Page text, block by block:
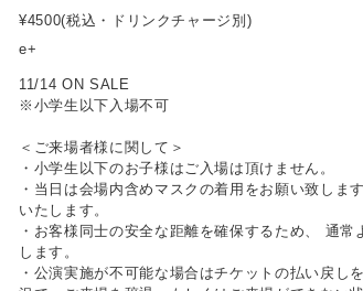
¥4500(税込・ドリンクチャージ別)
e+
11/14 ON SALE
※小学生以下入場不可
＜ご来場者様に関して＞
・小学生以下のお子様はご入場は頂けません。
・当日は会場内含めマスクの着用をお願い致しま
いたします。
・お客様同士の安全な距離を確保するため、 通
します。
・公演実施が不可能な場合はチケットの払い戻し